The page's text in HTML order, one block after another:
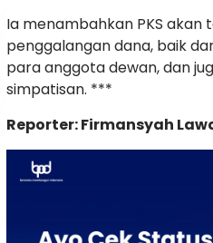
Ia menambahkan PKS akan
penggalangan dana, baik
para anggota dewan, dan
simpatisan. ***
Reporter: Firmansyah